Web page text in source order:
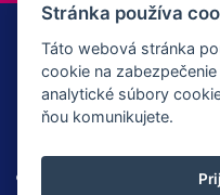
©
vyhradené | Webdesign &
Chiesi nie je poskytovateľom
Stránka používa
Táto webová stránka
cookie na
analytické súbory
ňou komunikujete.